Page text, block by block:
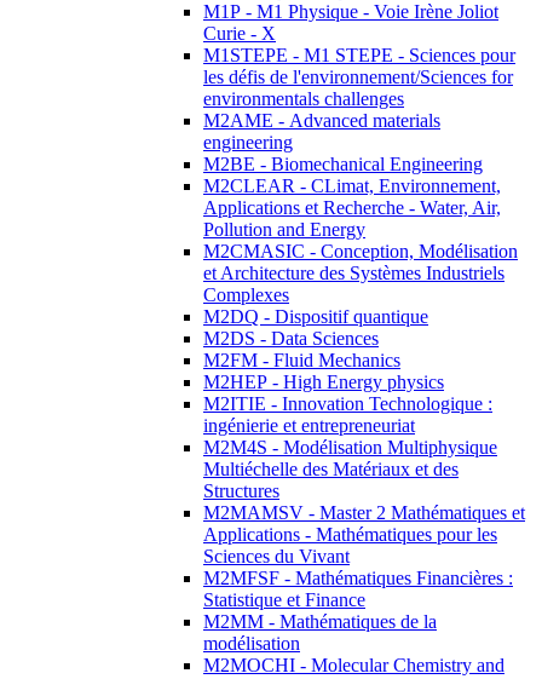
M1P - M1 Physique - Voie Irène Joliot
Curie - X
M1STEPE - M1 STEPE - Sciences pour
les défis de l'environnement/Sciences for
environmentals challenges
M2AME - Advanced materials
engineering
M2BE - Biomechanical Engineering
M2CLEAR - CLimat, Environnement,
Applications et Recherche - Water, Air,
Pollution and Energy
M2CMASIC - Conception, Modélisation
et Architecture des Systèmes Industriels
Complexes
M2DQ - Dispositif quantique
M2DS - Data Sciences
M2FM - Fluid Mechanics
M2HEP - High Energy physics
M2ITIE - Innovation Technologique :
ingénierie et entrepreneuriat
M2M4S - Modélisation Multiphysique
Multiéchelle des Matériaux et des
Structures
M2MAMSV - Master 2 Mathématiques et
Applications - Mathématiques pour les
Sciences du Vivant
M2MFSF - Mathématiques Financières :
Statistique et Finance
M2MM - Mathématiques de la
modélisation
M2MOCHI - Molecular Chemistry and